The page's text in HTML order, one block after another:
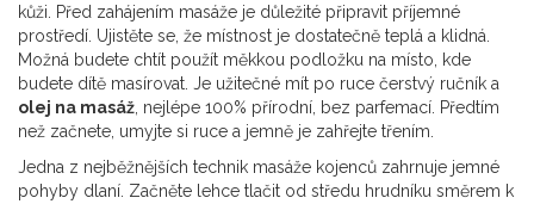
kůži. Před zahájením masáže je důležité připravit příjemné
prostředí. Ujistěte se, že místnost je dostatečně teplá a klidná.
Možná budete chtít použít měkkou podložku na místo, kde
budete dítě masírovat. Je užitečné mít po ruce čerstvý ručník a
olej na masáž, nejlépe 100% přírodní, bez parfemací. Předtím
než začnete, umyjte si ruce a jemně je zahřejte třením.
Jedna z nejběžnějších technik masáže kojenců zahrnuje jemné
pohyby dlaní. Začněte lehce tlačit od středu hrudníku směrem k